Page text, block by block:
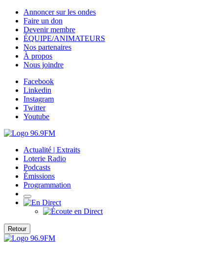
Annoncer sur les ondes
Faire un don
Devenir membre
ÉQUIPE/ANIMATEURS
Nos partenaires
À propos
Nous joindre
Facebook
Linkedin
Instagram
Twitter
Youtube
Actualité | Extraits
Loterie Radio
Podcasts
Émissions
Programmation
Retour